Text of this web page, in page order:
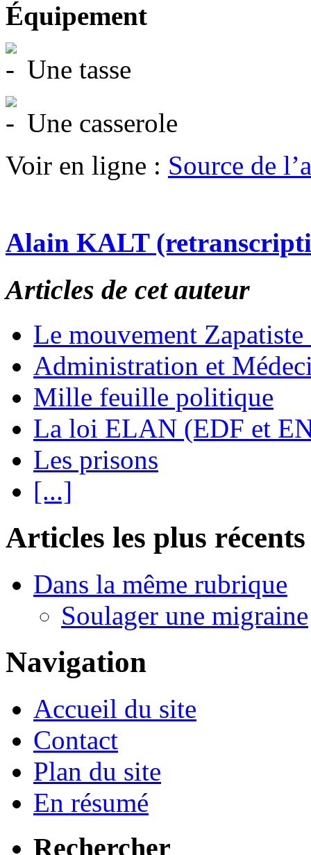
Équipement
Une tasse
Une casserole
Voir en ligne : Source de
Alain KALT
Articles de cet auteur
Le mouvement
Administration et
Mille feuille politique
La loi ELAN (EDF et
Les prisons
[...]
Articles les plus récents
Dans la même rubrique
Soulager une migraine
Navigation
Accueil du site
Contact
Plan du site
En résumé
Rechercher